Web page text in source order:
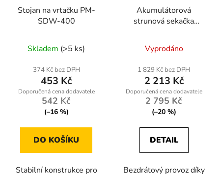
Stojan na vrtačku PM-
SDW-400
Skladem (>5 ks)
374 Kč bez DPH
453 Kč
542 Kč
(–16 %)
DO KOŠÍKU
Stabilní konstrukce pro
Akumulátorová
strunová sekačka
20C
Vyprodáno
1 829 Kč bez DPH
2 213 Kč
2 795 Kč
(–20 %)
DETAIL
Bezdrátový provoz díky